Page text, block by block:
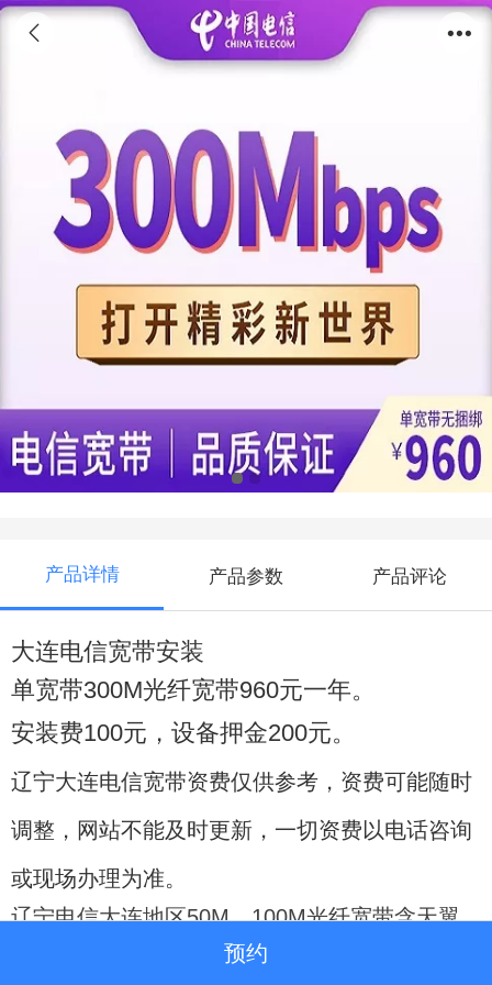
300M单宽带960元
产品详情 产品参数 产品评论
大连电信宽带安装
单宽带300M光纤宽带960元一年。
安装费100元，设备押金200元。
辽宁大连电信宽带资费仅供参考，资费可能随时
调整，网站不能及时更新，一切资费以电话咨询
或现场办理为准。
辽宁电信大连地区50M、100M光纤宽带含天翼
高清电视服务新装包年办理。
预约